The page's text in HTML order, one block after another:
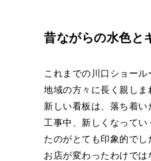
昔ながらの水色と
これまでの川口ショー
地域の方々に長く親しま
新しい看板は、落ち着
工事中、新しくなって
たのがとても印象的でし
お店が変わったわけでは